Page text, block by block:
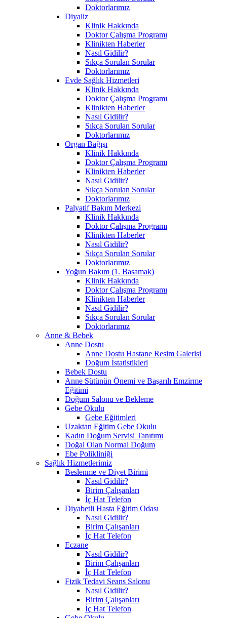
Doktorlarımız
Diyaliz
Klinik Hakkında
Doktor Çalışma Programı
Klinikten Haberler
Nasıl Gidilir?
Sıkça Sorulan Sorular
Doktorlarımız
Evde Sağlık Hizmetleri
Klinik Hakkında
Doktor Çalışma Programı
Klinikten Haberler
Nasıl Gidilir?
Sıkça Sorulan Sorular
Doktorlarımız
Organ Bağışı
Klinik Hakkında
Doktor Çalışma Programı
Klinikten Haberler
Nasıl Gidilir?
Sıkça Sorulan Sorular
Doktorlarımız
Palyatif Bakım Merkezi
Klinik Hakkında
Doktor Çalışma Programı
Klinikten Haberler
Nasıl Gidilir?
Sıkça Sorulan Sorular
Doktorlarımız
Yoğun Bakım (1. Basamak)
Klinik Hakkında
Doktor Çalışma Programı
Klinikten Haberler
Nasıl Gidilir?
Sıkça Sorulan Sorular
Doktorlarımız
Anne & Bebek
Anne Dostu
Anne Dostu Hastane Resim Galerisi
Doğum İstatistikleri
Bebek Dostu
Anne Sütünün Önemi ve Başarılı Emzirme
Eğitimi
Doğum Salonu ve Bekleme
Gebe Okulu
Gebe Eğitimleri
Uzaktan Eğitim Gebe Okulu
Kadın Doğum Servisi Tanıtımı
Doğal Olan Normal Doğum
Ebe Polikliniği
Sağlık Hizmetlerimiz
Beslenme ve Diyet Birimi
Nasıl Gidilir?
Birim Çalışanları
İç Hat Telefon
Diyabetli Hasta Eğitim Odası
Nasıl Gidilir?
Birim Çalışanları
İç Hat Telefon
Eczane
Nasıl Gidilir?
Birim Çalışanları
İç Hat Telefon
Fizik Tedavi Seans Salonu
Nasıl Gidilir?
Birim Çalışanları
İç Hat Telefon